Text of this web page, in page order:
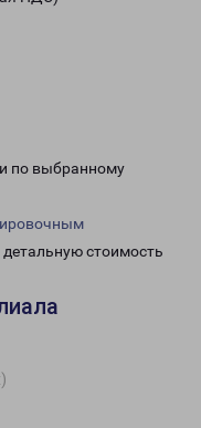
по выбранному
детальную стоимость